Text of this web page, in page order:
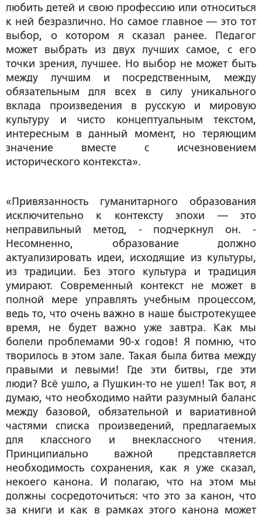
любить детей и свою профессию или относиться
к ней безразлично. Но самое главное — это тот
выбор, о котором я сказал ранее. Педагог
может выбрать из двух лучших самое, с его
точки зрения, лучшее. Но выбор не может быть
между лучшим и посредственным, между
обязательным для всех в силу уникального
вклада произведения в русскую и мировую
культуру и чисто концептуальным текстом,
интересным в данный момент, но теряющим
значение вместе с исчезновением
исторического контекста».
«Привязанность гуманитарного образования
исключительно к контексту эпохи — это
неправильный метод, - подчеркнул он. -
Несомненно, образование должно
актуализировать идеи, исходящие из культуры,
из традиции. Без этого культура и традиция
умирают. Современный контекст не может в
полной мере управлять учебным процессом,
ведь то, что очень важно в наше быстротекущее
время, не будет важно уже завтра. Как мы
болели проблемами 90-х годов! Я помню, что
творилось в этом зале. Такая была битва между
правыми и левыми! Где эти битвы, где эти
люди? Всё ушло, а Пушкин-то не ушел! Так вот, я
думаю, что необходимо найти разумный баланс
между базовой, обязательной и вариативной
частями списка произведений, предлагаемых
для классного и внеклассного чтения.
Принципиально важной представляется
необходимость сохранения, как я уже сказал,
некоего канона. И полагаю, что на этом мы
должны сосредоточиться: что это за канон, что
за книги и как в рамках этого канона может